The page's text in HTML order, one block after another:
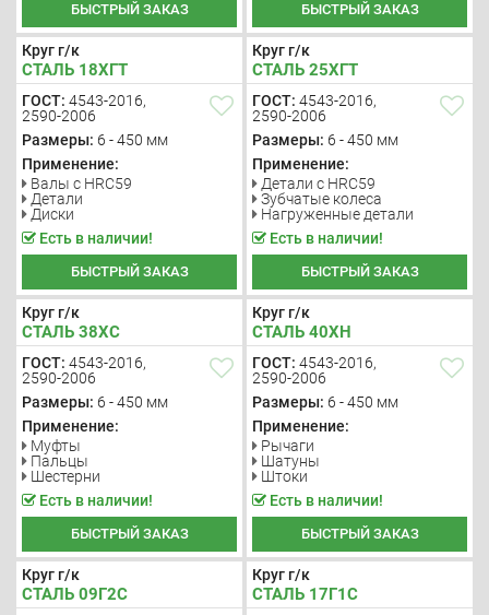
БЫСТРЫЙ ЗАКАЗ БЫСТРЫЙ ЗАКАЗ
Круг г/к
СТАЛЬ 18ХГТ
ГОСТ: 4543-2016,
2590-2006
Размеры: 6 - 450 мм
Применение:
Валы с HRC59
Детали
Диски
Есть в наличии!
БЫСТРЫЙ ЗАКАЗ
Круг г/к
СТАЛЬ 25ХГТ
ГОСТ: 4543-2016,
2590-2006
Размеры: 6 - 450 мм
Применение:
Детали с HRC59
Зубчатые колеса
Нагруженные детали
Есть в наличии!
БЫСТРЫЙ ЗАКАЗ
Круг г/к
СТАЛЬ 38ХС
ГОСТ: 4543-2016,
2590-2006
Размеры: 6 - 450 мм
Применение:
Муфты
Пальцы
Шестерни
Есть в наличии!
БЫСТРЫЙ ЗАКАЗ
Круг г/к
СТАЛЬ 40ХН
ГОСТ: 4543-2016,
2590-2006
Размеры: 6 - 450 мм
Применение:
Рычаги
Шатуны
Штоки
Есть в наличии!
БЫСТРЫЙ ЗАКАЗ
Круг г/к
СТАЛЬ 09Г2С
Круг г/к
СТАЛЬ 17Г1С